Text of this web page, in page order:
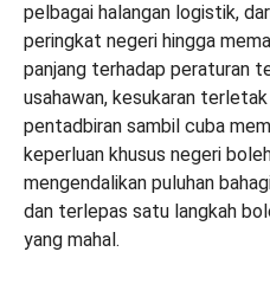
pelbagai halangan logistik,
peringkat negeri hingga
panjang terhadap peraturan
usahawan, kesukaran
pentadbiran sambil cuba
keperluan khusus negeri
mengendalikan puluhan
dan terlepas satu langkah
yang mahal.